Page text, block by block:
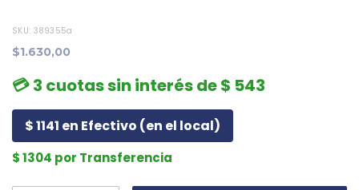
SKU: 389355a
$1.630,00
💳 3 cuotas sin interés de $ 543
$ 1141 en Efectivo (en el local)
$ 1304 por Transferencia